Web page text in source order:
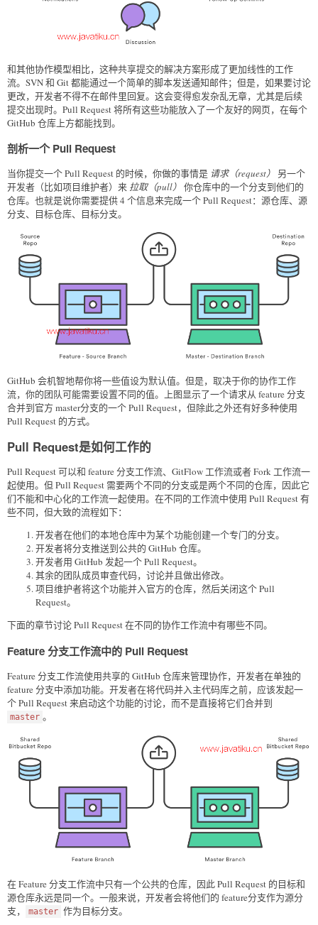
和其他协作模型相比，这种共享提交的解决方案形成了更加线性的工作
流。SVN 和 Git 都能通过一个简单的脚本发送通知邮件；但是，如果要讨论
更改，开发者不得不在邮件里回复。这会变得愈发杂乱无章，尤其是后续
提交出现时。Pull Request 将所有这些功能放入了一个友好的网页，在每个
GitHub 仓库上方都能找到。
剖析一个 Pull Request
当你提交一个 Pull Request 的时候，你做的事情是 请求（request）
另一个
开发者（比如项目维护者）来 拉取（pull） 你仓库中的一个分支到他们的
仓库。也就是说你需要提供 4 个信息来完成一个 Pull Request：源仓库、源
分支、目标仓库、目标分支。
GitHub 会机智地帮你将一些值设为默认值。但是，取决于你的协作工作
流，你的团队可能需要设置不同的值。上图显示了一个请求从 feature 分支
合并到官方 master分支的一个 Pull Request，但除此之外还有好多种使用
Pull Request 的方式。
Pull Request是如何工作的
Pull Request 可以和 feature 分支工作流、GitFlow 工作流或者 Fork 工作流一
起使用。但 Pull Request 需要两个不同的分支或是两个不同的仓库，因此它
们不能和中心化的工作流一起使用。在不同的工作流中使用 Pull Request 有
些不同，但大致的流程如下：
开发者在他们的本地仓库中为某个功能创建一个专门的分支。
开发者将分支推送到公共的 GitHub 仓库。
开发者用 GitHub 发起一个 Pull Request。
其余的团队成员审查代码，讨论并且做出修改。
项目维护者将这个功能并入官方的仓库，然后关闭这个 Pull
Request。
下面的章节讨论 Pull Request 在不同的协作工作流中有哪些不同。
Feature 分支工作流中的 Pull Request
Feature 分支工作流使用共享的 GitHub 仓库来管理协作，开发者在单独的
feature 分支中添加功能。开发者在将代码并入主代码库之前，应该发起一
个 Pull Request 来启动这个功能的讨论，而不是直接将它们合并到
master 。
在 Feature 分支工作流中只有一个公共的仓库，因此 Pull Request 的目标和
源仓库永远是同一个。一般来说，开发者会将他们的 feature分支作为源分
支，
master 作为目标分支。